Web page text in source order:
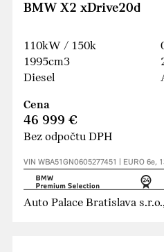
BMW X2 xDrive20d
110kW / 150k
1995cm3
Diesel
Cena
46 999 €
Bez odpočtu DPH
VIN WBA51GN0605277451 | EURO
Auto Palace Bratislava